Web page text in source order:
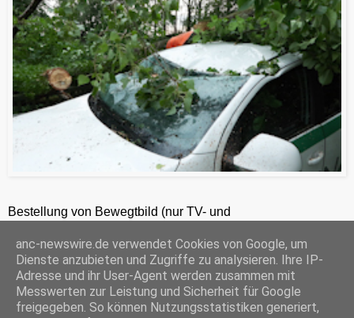
Bestellung von Bewegtbild (nur TV- und
ANC-NEWS-TELEVISION GmbH, Laaksweg 7, 45359 Essen, HRB 12411, Amtsgericht Essen, Geschäftsführer: C. Anhuth
C
o
p
y
E
m
a
i
W
h
a
t
P
r
i
n
S
h
a
r
anc-newswire.de verwendet Cookies von Google, um
Dienste anzubieten und Zugriffe zu analysieren. Ihre IP-
Adresse und ihr User-Agent werden zusammen mit
Messwerten zur Leistung und Sicherheit für Google
freigegeben. So können Nutzungsstatistiken generiert,